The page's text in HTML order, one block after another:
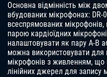
Основна відмінність між
вбудованих мікрофонах:
всеспрямованих
парою кардіоїдних
налаштовувати як пару A-B
можна використовувати для
мікрофонів з живленням, що
лінійних джерел для запису